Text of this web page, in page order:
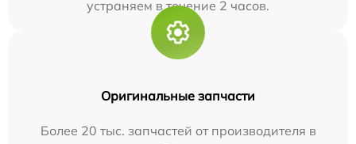
устраняем в течение 2 часов.
Оригинальные запчасти
Более 20 тыс. запчастей от производителя в